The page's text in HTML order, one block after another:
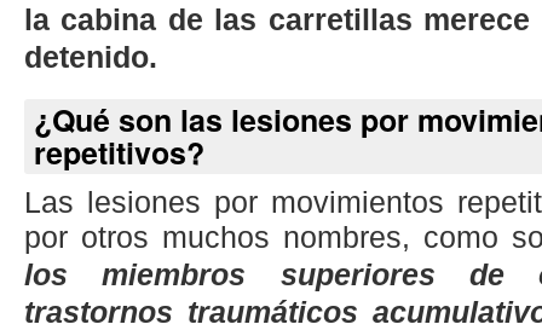
la cabina de las carretillas
detenido.
¿Qué son las lesiones por
repetitivos?
Las lesiones por movimientos
por otros muchos nombres, como
los miembros superiores de
trastornos traumáticos